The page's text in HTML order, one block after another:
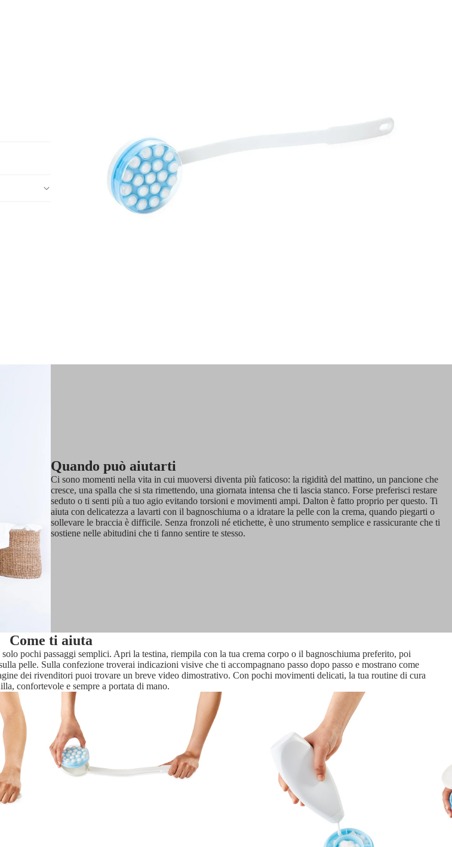
Quando può aiutarti
Ci sono momenti nella vita in cui muoversi diventa più faticoso: la rigidità del mattino, un pancione che
cresce, una spalla che si sta rimettendo, una giornata intensa che ti lascia stanco. Forse preferisci restare
seduto o ti senti più a tuo agio evitando torsioni e movimenti ampi. Dalton è fatto proprio per questo. Ti
aiuta con delicatezza a lavarti con il bagnoschiuma o a idratare la pelle con la crema, quando piegarti o
sollevare le braccia è difficile. Senza fronzoli né etichette, è uno strumento semplice e rassicurante che ti
sostiene nelle abitudini che ti fanno sentire te stesso.
Come ti aiuta
pochi passaggi semplici. Apri la testina, riempila con la tua crema corpo o il bagnoschiuma preferito, poi
pelle. Sulla confezione troverai indicazioni visive che ti accompagnano passo dopo passo e mostrano come
dei rivenditori puoi trovare un breve video dimostrativo. Con pochi movimenti delicati, la tua routine di cura
confortevole e sempre a portata di mano.